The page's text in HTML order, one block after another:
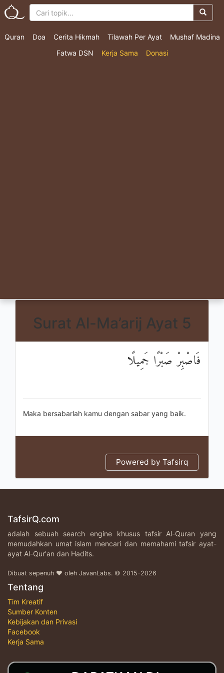
Quran Doa Cerita Hikmah Tilawah Per Ayat
Mushaf Madina
Fatwa DSN
Kerja Sama Donasi
Surat Al-Ma’arij Ayat 5
فَاصْبِرْ صَبْرًا جَمِيلًا
Maka bersabarlah kamu dengan sabar yang baik.
Powered by Tafsirq
TafsirQ.com
adalah sebuah search engine khusus tafsir Al-Quran yang
memudahkan umat islam mencari dan memahami tafsir ayat-
ayat Al-Qur'an dan Hadits.
Dibuat sepenuh ♥ oleh JavanLabs. © 2015-2026
Tentang
Tim Kreatif
Sumber Konten
Kebijakan dan Privasi
Facebook
Kerja Sama